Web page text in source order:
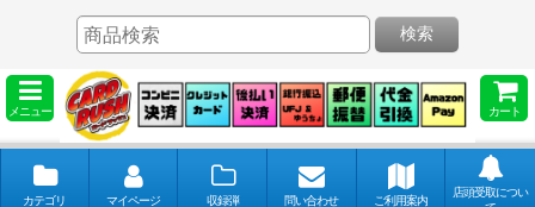
メニュー カート
検索
カテゴリ マイページ 収録弾 問い合わせ ご利用案内
店頭受取につい